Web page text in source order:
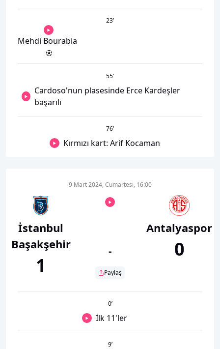
23’
Mehdi Bourabia
55’
Cardoso'nun plasesinde Erce Kardeşler
başarılı
76’
Kırmızı kart: Arif Kocaman
İstanbul
Başakşehir
1
9 Mart 2024, Cumartesi, 16:00
-
Paylaş
Antalyaspor
0
0’
İlk 11'ler
9’